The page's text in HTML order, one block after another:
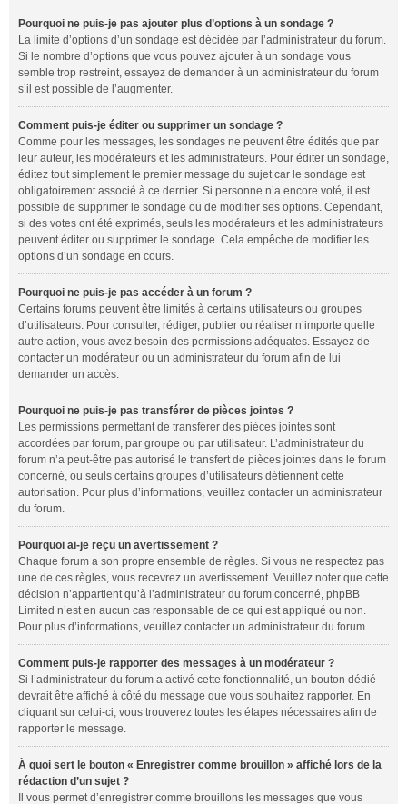
Pourquoi ne puis-je pas ajouter plus d’options à un sondage ?
La limite d’options d’un sondage est décidée par l’administrateur du forum.
Si le nombre d’options que vous pouvez ajouter à un sondage vous
semble trop restreint, essayez de demander à un administrateur du forum
s’il est possible de l’augmenter.
Comment puis-je éditer ou supprimer un sondage ?
Comme pour les messages, les sondages ne peuvent être édités que par
leur auteur, les modérateurs et les administrateurs. Pour éditer un sondage,
éditez tout simplement le premier message du sujet car le sondage est
obligatoirement associé à ce dernier. Si personne n’a encore voté, il est
possible de supprimer le sondage ou de modifier ses options. Cependant,
si des votes ont été exprimés, seuls les modérateurs et les administrateurs
peuvent éditer ou supprimer le sondage. Cela empêche de modifier les
options d’un sondage en cours.
Pourquoi ne puis-je pas accéder à un forum ?
Certains forums peuvent être limités à certains utilisateurs ou groupes
d’utilisateurs. Pour consulter, rédiger, publier ou réaliser n’importe quelle
autre action, vous avez besoin des permissions adéquates. Essayez de
contacter un modérateur ou un administrateur du forum afin de lui
demander un accès.
Pourquoi ne puis-je pas transférer de pièces jointes ?
Les permissions permettant de transférer des pièces jointes sont
accordées par forum, par groupe ou par utilisateur. L’administrateur du
forum n’a peut-être pas autorisé le transfert de pièces jointes dans le forum
concerné, ou seuls certains groupes d’utilisateurs détiennent cette
autorisation. Pour plus d’informations, veuillez contacter un administrateur
du forum.
Pourquoi ai-je reçu un avertissement ?
Chaque forum a son propre ensemble de règles. Si vous ne respectez pas
une de ces règles, vous recevrez un avertissement. Veuillez noter que cette
décision n’appartient qu’à l’administrateur du forum concerné, phpBB
Limited n’est en aucun cas responsable de ce qui est appliqué ou non.
Pour plus d’informations, veuillez contacter un administrateur du forum.
Comment puis-je rapporter des messages à un modérateur ?
Si l’administrateur du forum a activé cette fonctionnalité, un bouton dédié
devrait être affiché à côté du message que vous souhaitez rapporter. En
cliquant sur celui-ci, vous trouverez toutes les étapes nécessaires afin de
rapporter le message.
À quoi sert le bouton « Enregistrer comme brouillon » affiché lors de la
rédaction d’un sujet ?
Il vous permet d’enregistrer comme brouillons les messages que vous